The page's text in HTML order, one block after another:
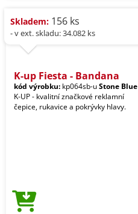
Skladem: 156 ks
- v ext. skladu: 34.082 ks
K-up Fiesta - Bandana
kód výrobku: kp064sb-uStone Blue
K-UP - kvalitní značkové reklamní
čepice, rukavice a pokrývky hlavy.